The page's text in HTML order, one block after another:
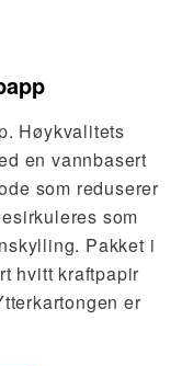
Høykvalitets
en vannbasert
som reduserer
som
Pakket i
hvitt kraftpapir
er